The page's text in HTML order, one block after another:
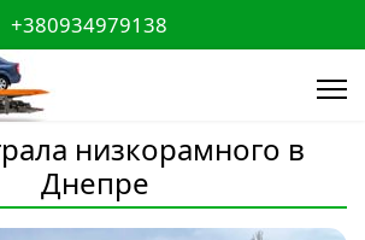
+380934979138
низкорамного в
Днепре